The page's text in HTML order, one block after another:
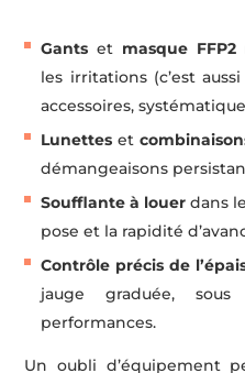
Gants et masque FFP2
les irritations (c’est
accessoires,
Lunettes et
démangeaisons
Soufflante à louer dans
pose et la rapidité
Contrôle précis de
jauge graduée,
performances.
Un oubli d’équipement